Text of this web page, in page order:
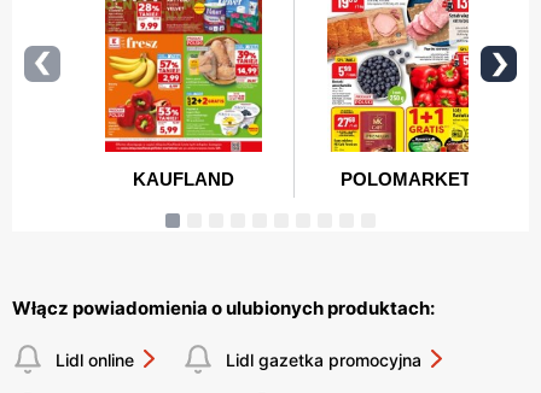
Włącz powiadomienia o ulubionych produktach:
Lidl online Lidl gazetka promocyjna